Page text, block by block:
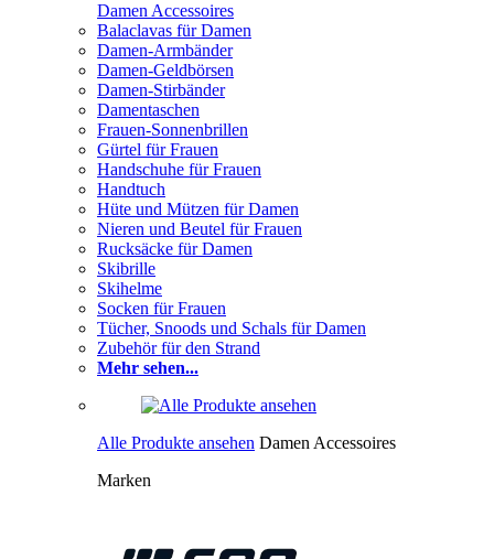
Damen Accessoires
Balaclavas für Damen
Damen-Armbänder
Damen-Geldbörsen
Damen-Stirbänder
Damentaschen
Frauen-Sonnenbrillen
Gürtel für Frauen
Handschuhe für Frauen
Handtuch
Hüte und Mützen für Damen
Nieren und Beutel für Frauen
Rucksäcke für Damen
Skibrille
Skihelme
Socken für Frauen
Tücher, Snoods und Schals für Damen
Zubehör für den Strand
Mehr sehen...
Alle Produkte ansehen Damen Accessoires
Marken